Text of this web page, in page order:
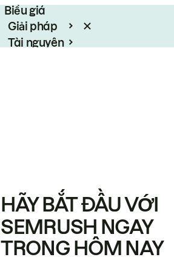
Biểu giá
Giải pháp
Tài nguyên
HÃY BẮT ĐẦU VỚI
SEMRUSH NGAY
TRONG HÔM NAY